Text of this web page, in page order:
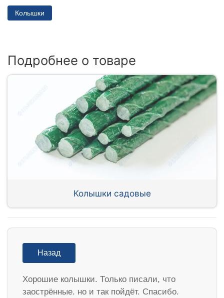
Колышки
Подробнее о товаре
Колышки садовые
Назад
Хорошие колышки. Только писали, что
заострённые. но и так пойдёт. Спасибо.